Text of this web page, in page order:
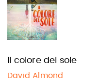
Il colore del sole
David Almond